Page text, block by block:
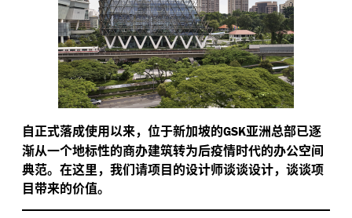
自正式落成使用以来，位于新加坡的GSK亚洲总部已逐
渐从一个地标性的商办建筑转为后疫情时代的办公空间
典范。在这里，我们请项目的设计师谈谈设计，谈谈项
目带来的价值。